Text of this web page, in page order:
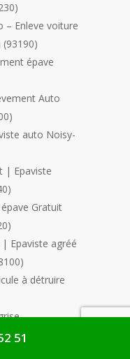
– Enleve voiture
(93190)
épave
Auto
auto Noisy-
| Epaviste
Gratuit
Epaviste agréé
à détruire
–
(93220)
51